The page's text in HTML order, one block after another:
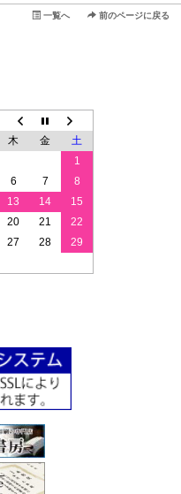
一覧へ 前のページに戻る
木 金
土
1
6 7
8
13 14
15
20 21
22
27 28
29